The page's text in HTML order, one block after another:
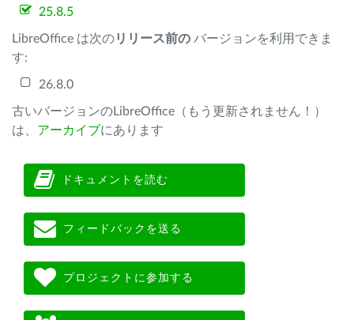
25.8.5
LibreOffice は次のリリース前の バージョンを利用できま
す:
26.8.0
古いバージョンのLibreOffice（もう更新されません！）
は、 アーカイブにあります
ドキュメントを読む
フィードバックを送る
プロジェクトに参加する